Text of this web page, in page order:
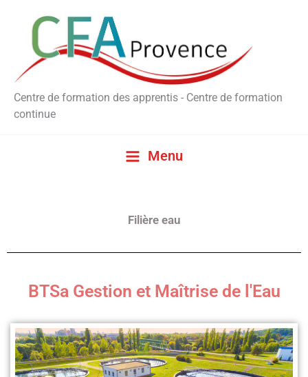
contenu
Centre de formation des apprentis - Centre de formation
continue
Menu
Filière eau
BTSa Gestion et Maîtrise de l'Eau